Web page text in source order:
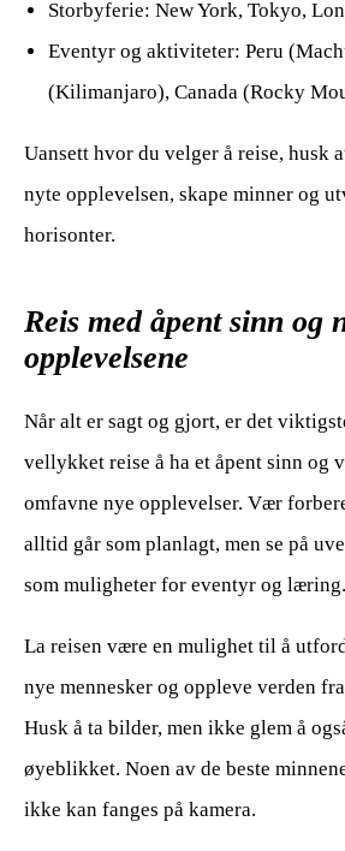
Storbyferie: New York, Tokyo,
Eventyr og aktiviteter: Peru
(Kilimanjaro), Canada (Rocky
Uansett hvor du velger å reise, husk
nyte opplevelsen, skape minner og
horisonter.
Reis med åpent sinn og
opplevelsene
Når alt er sagt og gjort, er det
vellykket reise å ha et åpent sinn
omfavne nye opplevelser. Vær
alltid går som planlagt, men se på
som muligheter for eventyr og læring.
La reisen være en mulighet til å
nye mennesker og oppleve verden
Husk å ta bilder, men ikke glem å
øyeblikket. Noen av de beste
ikke kan fanges på kamera.